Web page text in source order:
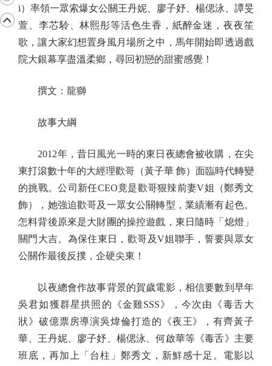
i）率領一眾索爆女公關王丹妮、廖子妤、楊偲泳、譚旻
萱、李芯駖、林熙彤等活色生香，紙醉金迷，夜夜笙
歌，讓大家幻想置身風月場所之中，馬年開始即透過戲
院大銀幕享盡溫柔鄉，尋回初戀的甜蜜感覺！
撰文：龍獅
故事大綱
2012年，昔日風光一時的東日夜總會被收購，在尖
東打滾數十年的大經理歡哥（黃子華 飾）面臨時代轉變
的挑戰。公司新任CEO竟是歡哥狠辣前妻V姐（鄭秀文
飾），她強迫歡哥及一眾女公關轉型，業績漸有起色。
怎料背後原來是大財團的操控遊戲，東日隨時「熄燈」
關門大吉。為保住東日，歡哥及V姐聯手，誓要與眾女
公關作最後反撲，企硬尖東！
以夜總會作故事背景的賀歲電影，相信要數到早年
吳君如獲群星拱照的《金雞SSS》，今次由《毒舌大
狀》破億票房導演吳煒倫打造的《夜王》，有齊黃子
華、王丹妮、廖子妤、楊偲泳、何啟華等《毒舌》主要
班底，再加上「台柱」鄭秀文，新鮮感十足。電影以